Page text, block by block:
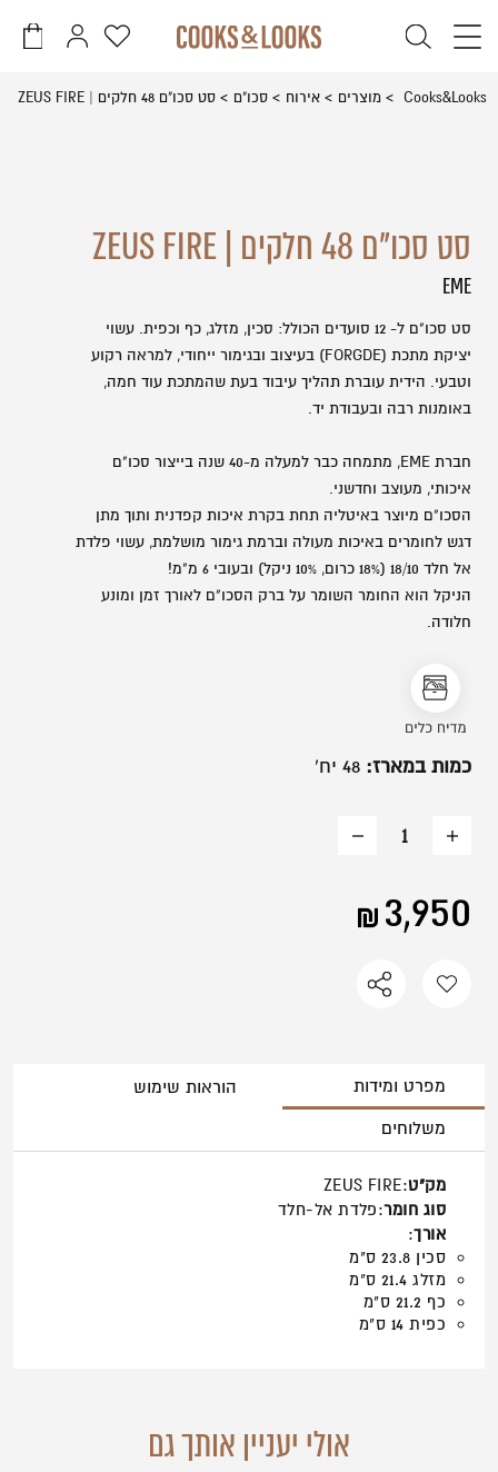
פתיחת
עגלה
פתיחת
משתמשמועדפים
סגור
משתמש חדש/אורח
להרשמה
Cooks&Looks מוצרים אירוח סכו"ם סט סכו"ם 48 חלקים | ZEUS FIRE
סט סכו"ם 48 חלקים | ZEUS FIRE
EME
סט סכו"ם ל- 12 סועדים הכולל: סכין, מזלג, כף וכפית. עשוי
יציקת מתכת (FORGDE) בעיצוב ובגימור ייחודי, למראה רקוע
וטבעי. הידית עוברת תהליך עיבוד בעת שהמתכת עוד חמה,
באומנות רבה ובעבודת יד.
חברת EME, מתמחה כבר למעלה מ-40 שנה בייצור סכו"ם
איכותי, מעוצב וחדשני.
הסכו"ם מיוצר באיטליה תחת בקרת איכות קפדנית ותוך מתן
דגש לחומרים באיכות מעולה וברמת גימור מושלמת, עשוי פלדת
אל חלד 18/10 (18% כרום, 10% ניקל) ובעובי 6 מ"מ!
הניקל הוא החומר השומר על ברק הסכו"ם לאורך זמן ומונע
חלודה.
כמות במארז: 48 יח'
3,950
מפרט ומידות
הוראות שימוש
משלוחים
מק"ט:ZEUS FIRE
סוג חומר:פלדת אל-חלד
אורך:
סכין 23.8 ס"מ
מזלג 21.4 ס"מ
כף 21.2 ס"מ
כפית 14 ס"מ
אולי יעניין אותך גם